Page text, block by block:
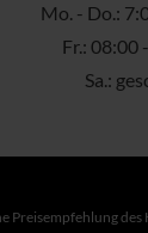
Mo. - Do.:
Fr.: 08:00
Sa.:
des